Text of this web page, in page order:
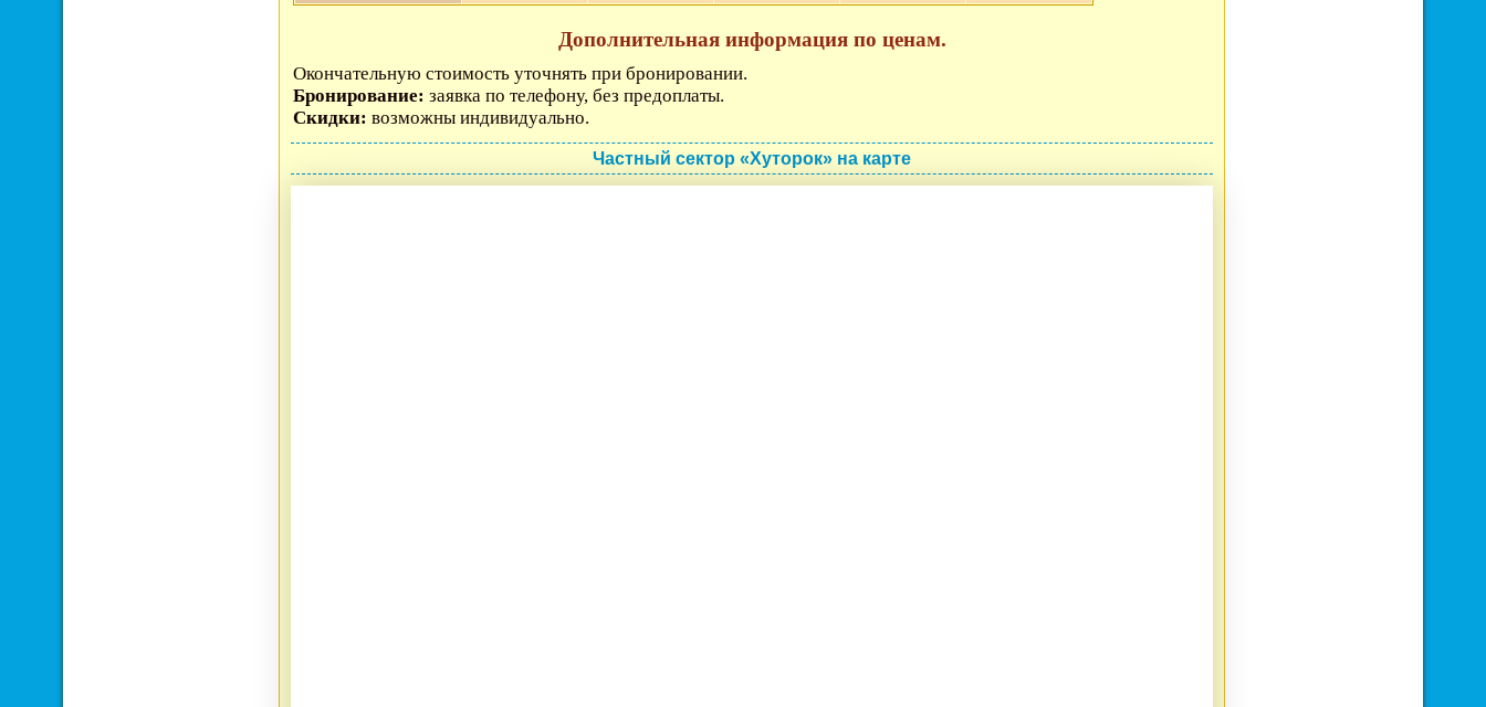
Дополнительная информация по ценам.
Окончательную стоимость уточнять при бронировании.
Бронирование: заявка по телефону, без предоплаты.
Скидки: возможны индивидуально.
Частный сектор «Хуторок» на карте